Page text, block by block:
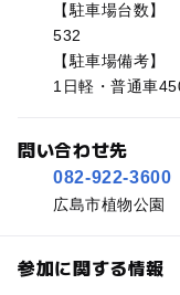
【駐車場台数】
532
【駐車場備考】
1日軽・普通車
問い合わせ先
082-922-3600
広島市植物公園
参加に関する情報